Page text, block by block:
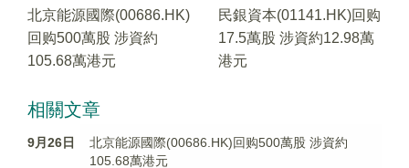
北京能源國際(00686.HK)
回购500萬股 涉資約
105.68萬港元
民銀資本(01141.HK)回购
17.5萬股 涉資約12.98萬
港元
相關文章
9月26日
北京能源國際(00686.HK)回购500萬股 涉資約
105.68萬港元